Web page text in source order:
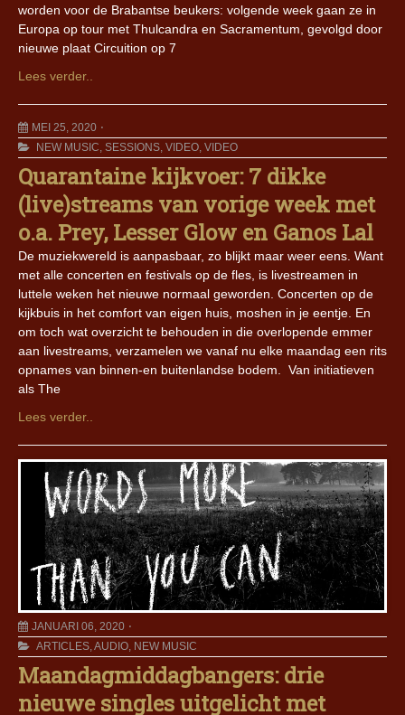
worden voor de Brabantse beukers: volgende week gaan ze in
Europa op tour met Thulcandra en Sacramentum, gevolgd door
nieuwe plaat Circuition op 7
Lees verder..
MEI 25, 2020
NEW MUSIC, SESSIONS, VIDEO, VIDEO
Quarantaine kijkvoer: 7 dikke
(live)streams van vorige week met
o.a. Prey, Lesser Glow en Ganos Lal
De muziekwereld is aanpasbaar, zo blijkt maar weer eens. Want
met alle concerten en festivals op de fles, is livestreamen in
luttele weken het nieuwe normaal geworden. Concerten op de
kijkbuis in het comfort van eigen huis, moshen in je eentje. En
om toch wat overzicht te behouden in die overlopende emmer
aan livestreams, verzamelen we vanaf nu elke maandag een rits
opnames van binnen-en buitenlandse bodem. Van initiatieven
als The
Lees verder..
JANUARI 06, 2020
ARTICLES,AUDIO, NEW MUSIC
Maandagmiddagbangers: drie
nieuwe singles uitgelicht met